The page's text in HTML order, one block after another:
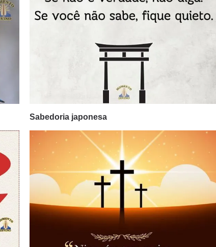
Sabedoria japonesa